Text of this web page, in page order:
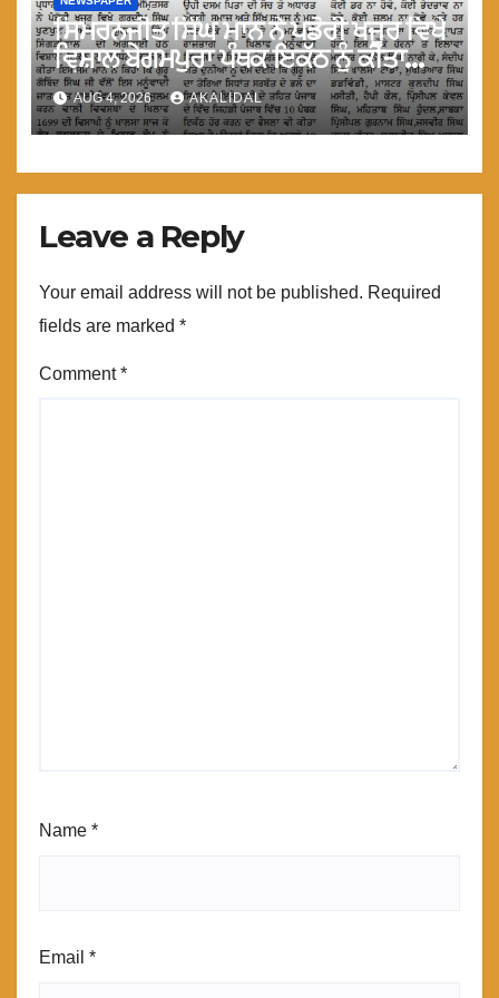
ਸਿਮਰਨਜੀਤ ਸਿੰਘ ਮਾਨ ਨੇ ਪਡੋਰੀ ਖਜੂਰ ਵਿਖੇ
ਵਿਸ਼ਾਲ ਬੇਗਮਪੁਰਾ ਪੰਥਕ ਇਕੱਠ ਨੂੰ ਕੀਤਾ
ਸੁਬੋਧਨ
AUG 4, 2026 AKALIDAL
Leave a Reply
Your email address will not be published. Required
fields are marked *
Comment*
Name *
Email *